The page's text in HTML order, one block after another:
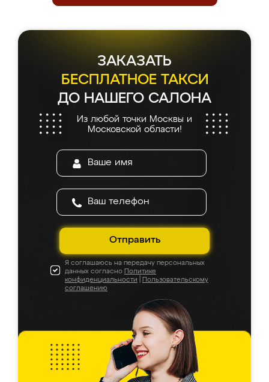
ЗАКАЗАТЬ
БЕСПЛАТНОЕ ТАКСИ
ДО НАШЕГО САЛОНА
Из любой точки Москвы и
Московской области!
Отправить
Я соглашаюсь на передачу персональных
данных согласно Политике
конфиденциальности
Пользовательскому
соглашению